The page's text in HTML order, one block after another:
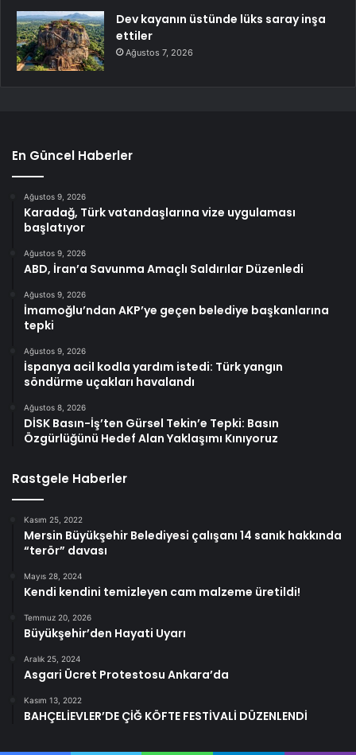
Dev kayanın üstünde lüks saray inşa
ettiler
Ağustos 7, 2026
En Güncel Haberler
Ağustos 9, 2026
Karadağ, Türk vatandaşlarına vize uygulaması
başlatıyor
Ağustos 9, 2026
ABD, İran’a Savunma Amaçlı Saldırılar Düzenledi
Ağustos 9, 2026
İmamoğlu’ndan AKP’ye geçen belediye başkanlarına
tepki
Ağustos 9, 2026
İspanya acil kodla yardım istedi: Türk yangın
söndürme uçakları havalandı
Ağustos 8, 2026
DİSK Basın-İş’ten Gürsel Tekin’e Tepki: Basın
Özgürlüğünü Hedef Alan Yaklaşımı Kınıyoruz
Rastgele Haberler
Kasım 25, 2022
Mersin Büyükşehir Belediyesi çalışanı 14 sanık hakkında
“terör” davası
Mayıs 28, 2024
Kendi kendini temizleyen cam malzeme üretildi!
Temmuz 20, 2026
Büyükşehir’den Hayati Uyarı
Aralık 25, 2024
Asgari Ücret Protestosu Ankara’da
Kasım 13, 2022
BAHÇELİEVLER’DE ÇİĞ KÖFTE FESTİVALİ DÜZENLENDİ